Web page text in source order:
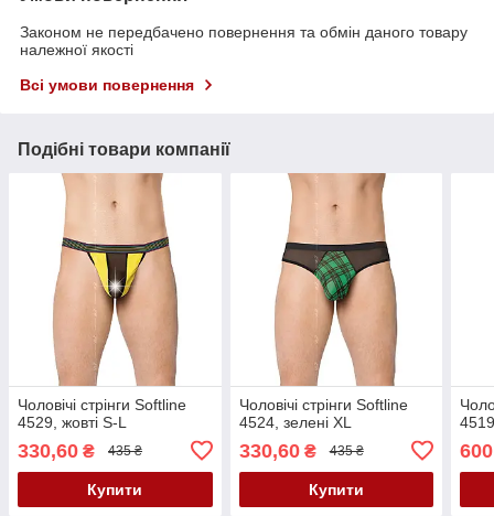
Законом не передбачено повернення та обмін даного товару
належної якості
Всі умови повернення
Подібні товари компанії
Чоловічі стрінги Softline
4529, жовті S-L
330,60 ₴ 435 ₴
Купити
Чоловічі стрінги Softline
4524, зелені XL
330,60₴ 435 ₴
Купити